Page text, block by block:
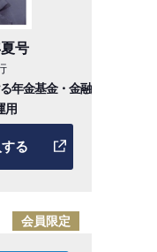
号
年金基金・金融
用
る
会員限定